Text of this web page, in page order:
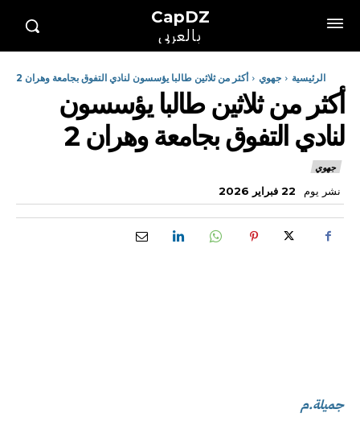
CapDZ
بالعربي
الرئيسية جهوي أكثر من ثلاثين طالبا يؤسسون لنادي التفوق بجامعة وهران 2
أكثر من ثلاثين طالبا يؤسسون
لنادي التفوق بجامعة وهران 2
جهوي
نشر يوم 22 فبراير 2026
جميلة.م